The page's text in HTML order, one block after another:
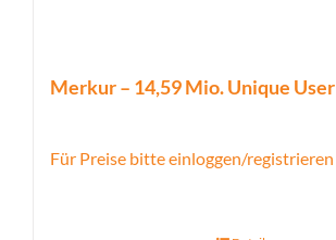
Merkur – 14,59 Mio. Unique User
Für Preise bitte einloggen/registrieren